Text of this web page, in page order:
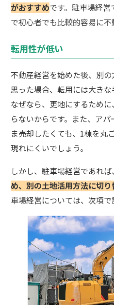
がおすすめです。駐車場経
で初心者でも比較的容易に不
転用性が低い
不動産経営を始めた後、別
思った場合、転用には大きな
なぜなら、更地にするため
らないからです。また、ア
ま売却したくても、1棟を丸
現れにくいでしょう。
しかし、駐車場経営であれば、
め、別の土地活用方法に切
車場経営については、次項で